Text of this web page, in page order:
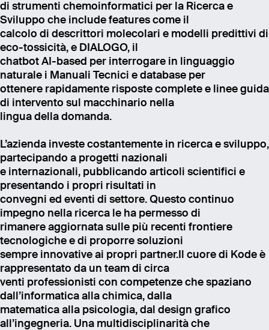
di strumenti chemoinformatici per la Ricerca e
Sviluppo che include features come il
calcolo di descrittori molecolari e modelli predittivi di
eco-tossicità, e DIALOGO, il
chatbot AI-based per interrogare in linguaggio
naturale i Manuali Tecnici e database per
ottenere rapidamente risposte complete e linee guida
di intervento sul macchinario nella
lingua della domanda.
L’azienda investe costantemente in ricerca e sviluppo,
partecipando a progetti nazionali
e internazionali, pubblicando articoli scientifici e
presentando i propri risultati in
convegni ed eventi di settore. Questo continuo
impegno nella ricerca le ha permesso di
rimanere aggiornata sulle più recenti frontiere
tecnologiche e di proporre soluzioni
sempre innovative ai propri partner.Il cuore di Kode è
rappresentato da un team di circa
venti professionisti con competenze che spaziano
dall’informatica alla chimica, dalla
matematica alla psicologia, dal design grafico
all’ingegneria. Una multidisciplinarità che